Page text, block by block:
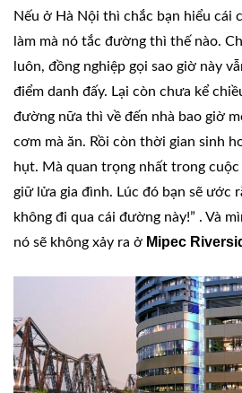
Nếu ở Hà Nội thì chắc bạn hiểu cái
làm mà nó tắc đường thì thế nào.
luôn, đồng nghiệp gọi sao giờ này
điểm danh đấy. Lại còn chưa kể
đường nữa thì về đến nhà bao giờ
cơm mà ăn. Rồi còn thời gian sinh
hụt. Mà quan trọng nhất trong
giữ lửa gia đình. Lúc đó bạn sẽ ước
không đi qua cái đường này!” . Và
nó sẽ không xảy ra ở Mipec